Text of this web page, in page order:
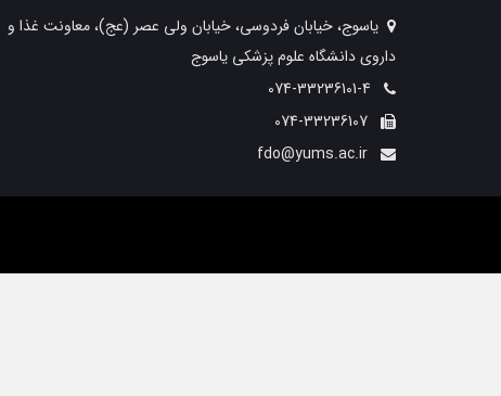
یاسوج، خیابان فردوسی، خیابان ولی عصر (عج)، معاونت غذا و
داروی دانشگاه علوم پزشکی یاسوج